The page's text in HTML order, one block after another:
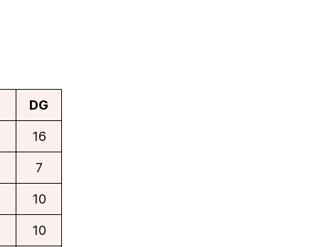
DG
16
7
10
10